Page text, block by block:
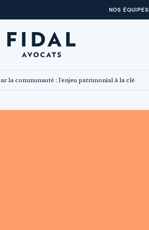
NOS ÉQUIPES
la communauté : l’enjeu patrimonial à la clé